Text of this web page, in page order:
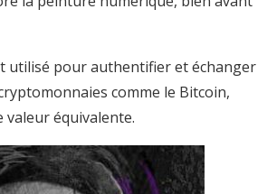
utilisé pour authentifier et échanger
comme le Bitcoin,
équivalente.